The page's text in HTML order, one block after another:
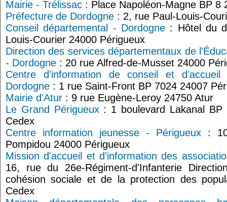
Mairie - Trélissac : Place Napoléon-Magne BP 8
Préfecture de Dordogne : 2, rue Paul-Louis-
Conseil départemental - Dordogne: Hôtel du
Louis-Courier 24000 Périgueux
Direction des services départementaux de
- Dordogne : 20 rue Alfred-de-Musset 24000
Centre d'information de conseil et
Dordogne : 1 rue Saint-Front BP 7024 24007
Mairie d'Atur : 9 rue Eugène-Leroy 24750 Atur
Le Grand Périgueux: 1 boulevard Lakanal BP
Cedex
Centre information jeunesse - Périgueux :
Pompidou 24000 Périgueux
Mission d'accueil et d'information des
16, rue du 26e-Régiment-d'Infanterie
cohésion sociale et de la protection des
Cedex